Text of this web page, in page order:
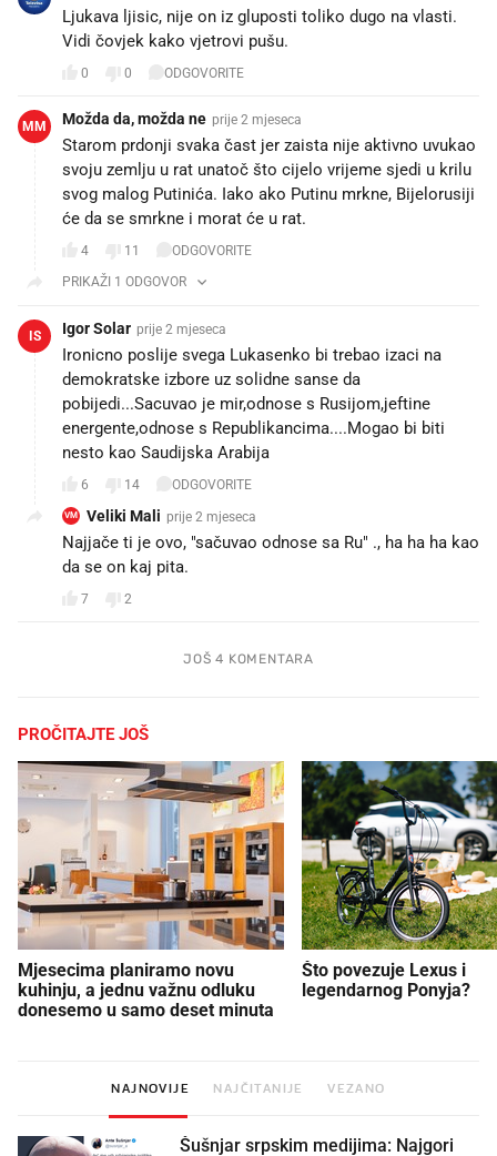
Ljukava ljisic, nije on iz gluposti toliko dugo na vlasti.
Vidi čovjek kako vjetrovi pušu.
0 0 ODGOVORITE
MM Možda da, možda ne prije 2 mjeseca
Starom prdonji svaka čast jer zaista nije aktivno uvukao
svoju zemlju u rat unatoč što cijelo vrijeme sjedi u krilu
svog malog Putinića. Iako ako Putinu mrkne, Bijelorusiji
će da se smrkne i morat će u rat.
4 11
ODGOVORITE
PRIKAŽI 1 ODGOVOR
IS Igor Solar prije 2 mjeseca
Ironicno poslije svega Lukasenko bi trebao izaci na
demokratske izbore uz solidne sanse da
pobijedi...Sacuvao je mir,odnose s Rusijom,jeftine
energente,odnose s Republikancima....Mogao bi biti
nesto kao Saudijska Arabija
6 14 ODGOVORITE
VM Veliki Mali prije 2 mjeseca
Najjače ti je ovo, "sačuvao odnose sa Ru" ., ha ha ha kao
da se on kaj pita.
7 2
JOŠ 4 KOMENTARA
PROČITAJTE JOŠ
Mjesecima planiramo novu
kuhinju, a jednu važnu odluku
donesemo u samo deset minuta
Što povezuje Lexus i
legendarnog Ponyja?
NAJNOVIJE NAJČITANIJE VEZANO
Šušnjar srpskim medijima: Najgori